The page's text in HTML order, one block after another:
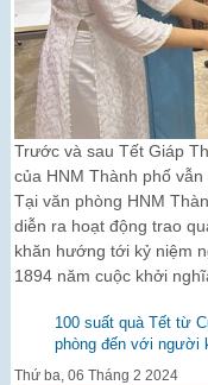
Trước và sau Tết Giáp
của HNM Thành phố
Tại văn phòng HNM
diễn ra hoạt động trao
khăn hướng tới kỷ niệm
1894 năm cuộc khởi
100 suất quà Tết từ
phòng đến với người
Thứ ba, 06 Tháng 2 2024